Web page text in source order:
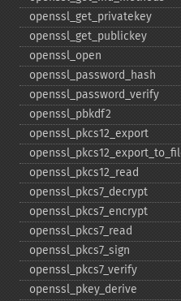
openssl_​get_​privatekey
openssl_​get_​publickey
openssl_​open
openssl_​password_​hash
openssl_​password_​verify
openssl_​pbkdf2
openssl_​pkcs12_​export
openssl_​pkcs12_​read
openssl_​pkcs7_​decrypt
openssl_​pkcs7_​encrypt
openssl_​pkcs7_​read
openssl_​pkcs7_​sign
openssl_​pkcs7_​verify
openssl_​pkey_​derive